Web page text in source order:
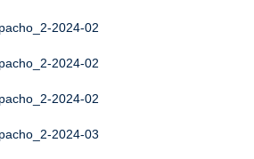
2024-02
2024-02
2024-02
2024-03